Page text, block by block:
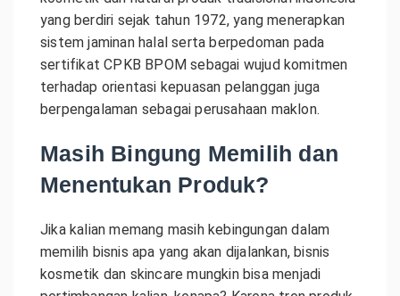
yang berdiri sejak tahun 1972, yang menerapkan
sistem jaminan halal serta berpedoman pada
sertifikat CPKB BPOM sebagai wujud komitmen
terhadap orientasi kepuasan pelanggan juga
berpengalaman sebagai perusahaan maklon.
Masih Bingung Memilih dan
Menentukan Produk?
Jika kalian memang masih kebingungan dalam
memilih bisnis apa yang akan dijalankan, bisnis
kosmetik dan skincare mungkin bisa menjadi